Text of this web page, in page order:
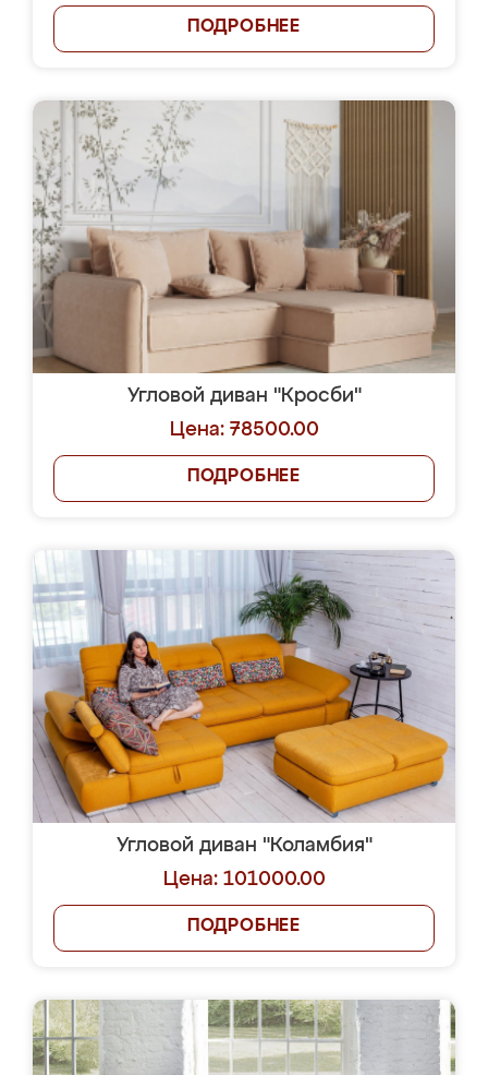
ПОДРОБНЕЕ
Угловой диван "Кросби"
Цена: 78500.00
ПОДРОБНЕЕ
Угловой диван "Коламбия"
Цена: 101000.00
ПОДРОБНЕЕ